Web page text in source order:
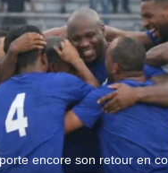
encore son retour en